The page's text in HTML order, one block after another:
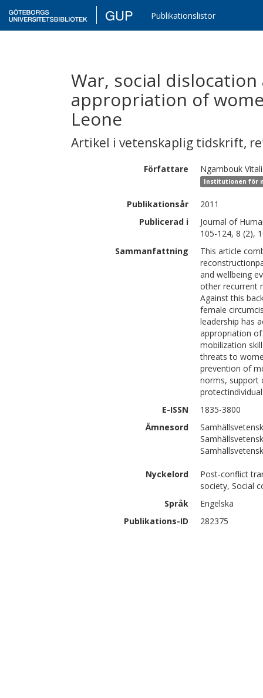
GUP Publikationslistor
War, social
appropriation of
Leone
Artikel i vetenskaplig tidskrift,
Författare Ngambouk
Institutionen för
Publikationsår
2011
Publicerad i
Journal of
105-124, 8 (2),
Sammanfattning
This article
and wellbeing
other recurrent
Against this
female
leadership has
appropriation
mobilization
threats to
prevention of
norms, support
E-ISSN
1835-3800
Ämnesord
Nyckelord
Post-conflict
society, Social
Språk
Engelska
Publikations-ID
282375